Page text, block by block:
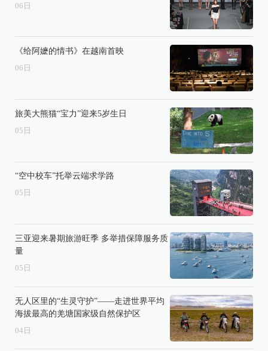
06 日
《给阿嬷的情书》在越南首映
06 日
旅美大熊猫“宝力”迎来5岁生日
05 日
“空中校车”托举云端求学路
05 日
三亚迎来暑期旅游旺季 多举措保障服务质
量
05 日
无人区里的“生灵守护”——走进世界平均
海拔最高的羌塘国家级自然保护区
04 日